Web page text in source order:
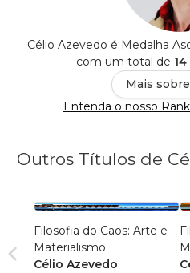
Célio Azevedo é Medalha
com um total de
Mais
Entenda o nosso
Outros Títulos de
Filosofia do Caos: Arte e
Materialismo
Célio Azevedo